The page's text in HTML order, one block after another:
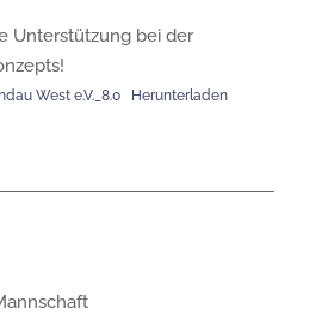
Unterstützung bei der
West e.V._8.0 Herunterladen